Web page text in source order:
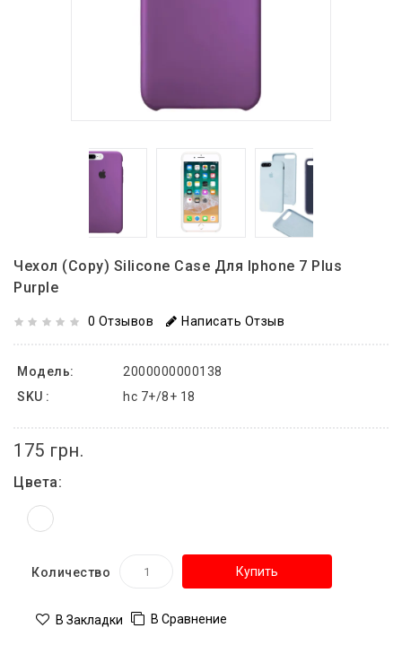
Чехол (copy) Silicone Case Для Iphone 7 Plus
Purple
0 Отзывов Написать Отзыв
Модель:
2000000000138
SKU :
hc 7+/8+ 18
175 грн.
Цвета:
Количество Купить
В Закладки В Сравнение